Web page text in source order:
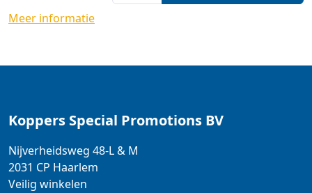
Meer informatie
Koppers Special Promotions BV
Nijverheidsweg 48-L & M
2031 CP Haarlem
Veilig winkelen